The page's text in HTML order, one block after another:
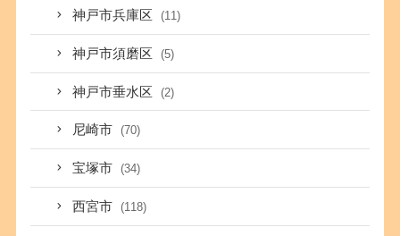
神戸市兵庫区 (11)
神戸市須磨区 (5)
神戸市垂水区 (2)
尼崎市 (70)
宝塚市 (34)
西宮市 (118)